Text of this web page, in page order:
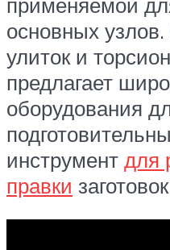
основных узлов.
улиток и
предлагает
оборудования
инструмент для
правки